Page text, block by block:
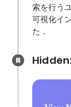
索を行う
可視化イ
た．